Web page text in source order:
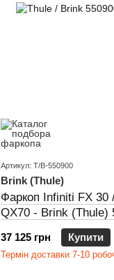
Артикул: T/B-550900
Brink (Thule)
Фаркоп Infiniti FX
QX70 - Brink (Thule)
37 125 грн Купити
Термін доставки 7-10